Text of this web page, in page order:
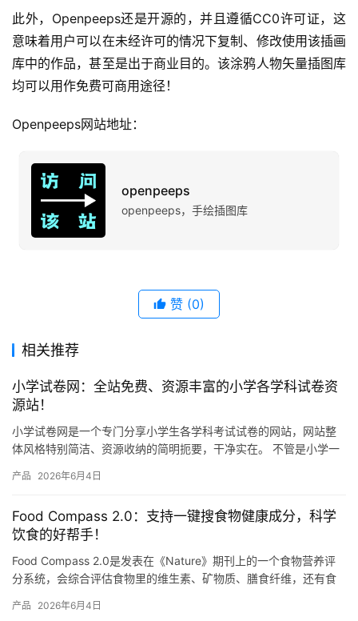
此外，Openpeeps还是开源的，并且遵循CC0许可证，这
意味着用户可以在未经许可的情况下复制、修改使用该插画
库中的作品，甚至是出于商业目的。该涂鸦人物矢量插图库
均可以用作免费可商用途径！
Openpeeps网站地址：
openpeeps
openpeeps，手绘插图库
赞 (0)
相关推荐
小学试卷网：全站免费、资源丰富的小学各学科试卷资
源站！
小学试卷网是一个专门分享小学生各学科考试试卷的网站，网站整
体风格特别简洁、资源收纳的简明扼要，干净实在。 不管是小学一
都有…
产品 2026年6月4日
Food Compass 2.0：支持一键搜食物健康成分，科学
饮食的好帮手！
Food Compass 2.0是发表在《Nature》期刊上的一个食物营养评
分系统，会综合评估食物里的维生素、矿物质、膳食纤维，还有食
产品 2026年6月4日